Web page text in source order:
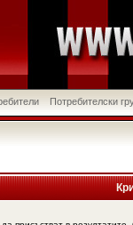
Потребителски